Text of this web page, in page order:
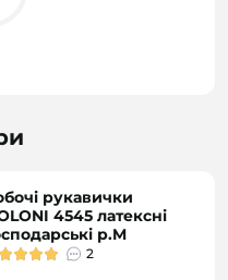
рукавички
4545 латексні
р.M
2